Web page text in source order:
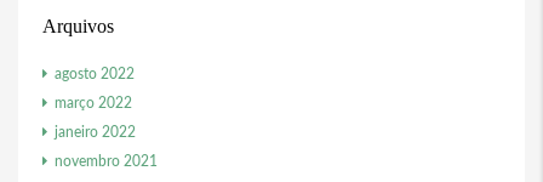
Arquivos
agosto 2022
março 2022
janeiro 2022
novembro 2021